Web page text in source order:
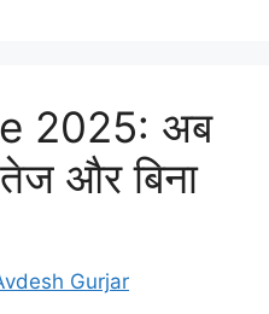
2025: अब
और बिना
Gurjar